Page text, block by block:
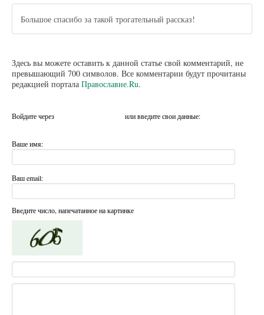
Большое спасибо за такой трогательный рассказ!
Здесь вы можете оставить к данной статье свой комментарий, не
превышающий 700 символов. Все комментарии будут прочитаны
редакцией портала Православие.Ru.
Войдите через или введите свои данные:
Ваше имя:
Ваш email:
Введите число, напечатанное на картинке